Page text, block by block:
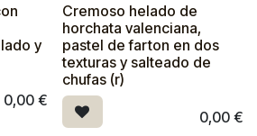
y
0,00€
Cremoso helado de
horchata valenciana,
pastel de farton en dos
texturas y salteado de
chufas (r)
0,00€